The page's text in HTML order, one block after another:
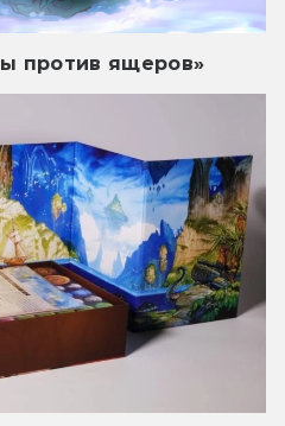
против ящеров»